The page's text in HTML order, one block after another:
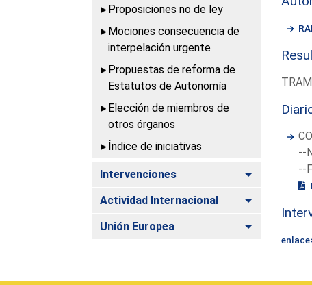
Proposiciones no de ley
Mociones consecuencia de
interpelación urgente
Propuestas de reforma de
Estatutos de Autonomía
Elección de miembros de
otros órganos
Índice de iniciativas
Intervenciones Alternar
Actividad Internacional Alternar
Unión Europea Alternar
--
--